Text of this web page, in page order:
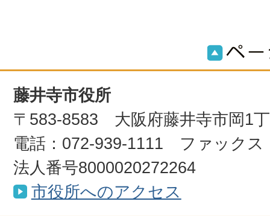
藤井寺市役所
〒583-8583 大阪府藤井寺市岡1
電話：072-939-1111 ファックス
法人番号8000020272264
市役所へのアクセス